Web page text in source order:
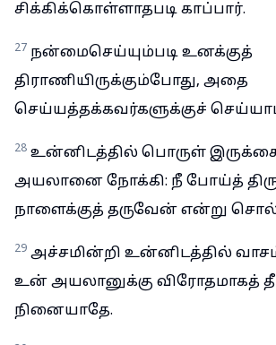
சிக்கிக்கொள்ளாதபடி காப்பார்.
27 நன்மைசெய்யும்படி உனக்குத்
திராணியிருக்கும்போது, அதை
செய்யத்தக்கவர்களுக்குச்
28 உன்னிடத்தில் பொருள்
அயலானை நோக்கி: நீ போய்த்
நாளைக்குத் தருவேன் என்று
29 அச்சமின்றி உன்னிடத்தில்
உன் அயலானுக்கு விரோதமாகத்
நினையாதே.